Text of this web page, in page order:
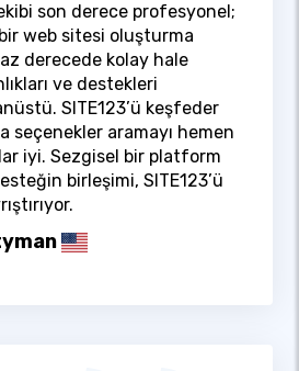
son derece profesyonel;
web sitesi oluşturma
derecede kolay hale
ve destekleri
SITE123’ü keşfeder
seçenekler aramayı hemen
iyi. Sezgisel bir platform
birleşimi, SITE123’ü